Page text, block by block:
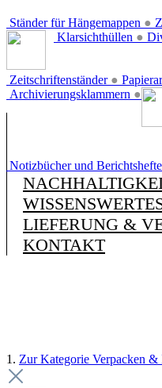
Ständer für Hängemappen ●
Klarsichthüllen ●
Zeitschriftenständer ●
Archivierungsklammern ●
Notizbücher und Berichtshefte
LIEFERUNG &
KONTAKT
1. Zur Kategorie Verpacken &